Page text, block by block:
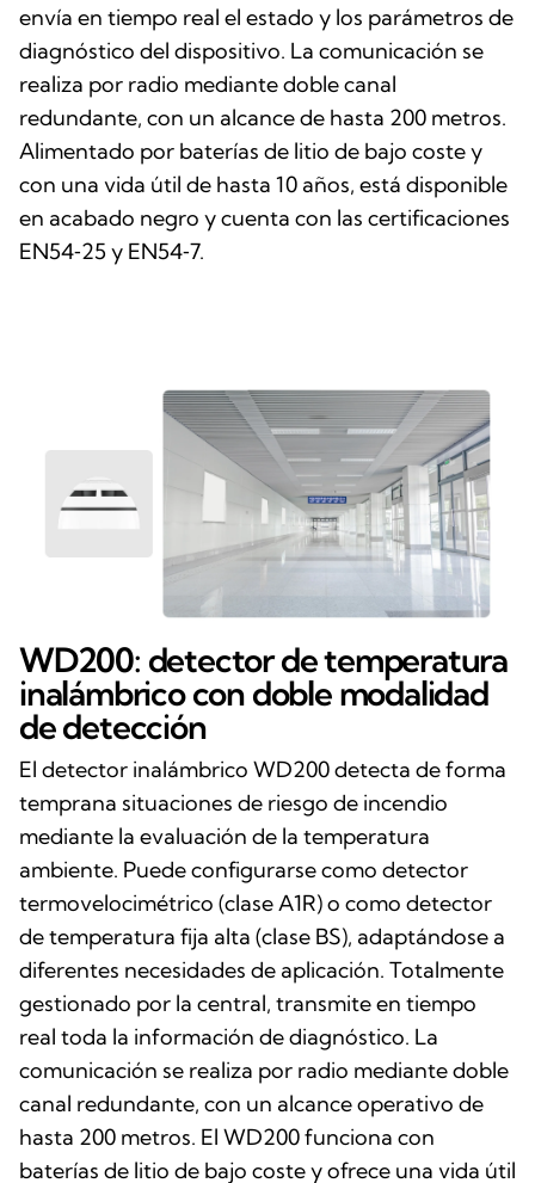
envía en tiempo real el estado y los parámetros de
diagnóstico del dispositivo. La comunicación se
realiza por radio mediante doble canal
redundante, con un alcance de hasta 200 metros.
Alimentado por baterías de litio de bajo coste y
con una vida útil de hasta 10 años, está disponible
en acabado negro y cuenta con las certificaciones
EN54‑25 y EN54‑7.
WD200: detector de temperatura
inalámbrico con doble modalidad
de detección
El detector inalámbrico WD200 detecta de forma
temprana situaciones de riesgo de incendio
mediante la evaluación de la temperatura
ambiente. Puede configurarse como detector
termovelocimétrico (clase A1R) o como detector
de temperatura fija alta (clase BS), adaptándose a
diferentes necesidades de aplicación. Totalmente
gestionado por la central, transmite en tiempo
real toda la información de diagnóstico. La
comunicación se realiza por radio mediante doble
canal redundante, con un alcance operativo de
hasta 200 metros. El WD200 funciona con
baterías de litio de bajo coste y ofrece una vida útil